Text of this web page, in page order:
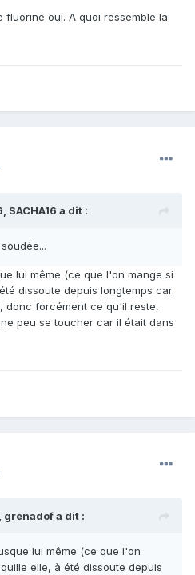
oui. A quoi ressemble la
SACHA16 a dit :
lui même (ce que l'on mange si
dissoute depuis longtemps car
donc forcément ce qu'il reste,
peu se toucher car il était dans
grenadofa dit :
lui même (ce que l'on
elle, à été dissoute depuis